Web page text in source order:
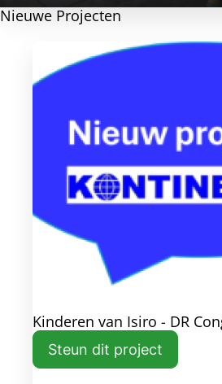
Nieuwe Projecten
Kinderen van Isiro - DR
Steun dit project